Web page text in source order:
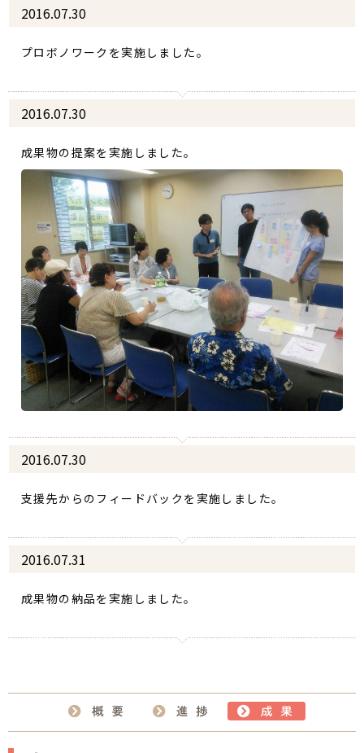
2016.07.30
プロボノワークを実施しました。
2016.07.30
成果物の提案を実施しました。
2016.07.30
支援先からのフィードバックを実施しました。
2016.07.31
成果物の納品を実施しました。